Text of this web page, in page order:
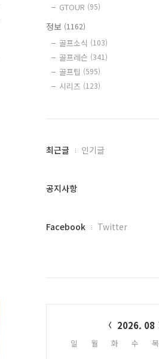
GTOUR (95)
정보 (1162)
골프소식 (103)
골프레슨 (341)
골프팁 (595)
시리즈 (123)
최
과
글
최근글 인기글
공지사항
페
Facebook Twitter
2026. 08
일 월 화 수 목